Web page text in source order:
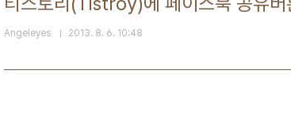
Angeleyes 2013. 8. 6. 10:48